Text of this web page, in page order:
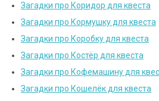
Загадки про Коридор для квеста
Загадки про Кормушку для квеста
Загадки про Коробку для квеста
Загадки про Костёр для квеста
Загадки про Кофемашину для
Загадки про Кошелёк для квеста